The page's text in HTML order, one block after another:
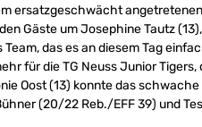
ersatzgeschwächt
Gäste um Josephine Tautz
das es an diesem Tag
für die TG Neuss Junior Tigers,
Oost (13) konnte das
(20/22 Reb./EFF 39) und